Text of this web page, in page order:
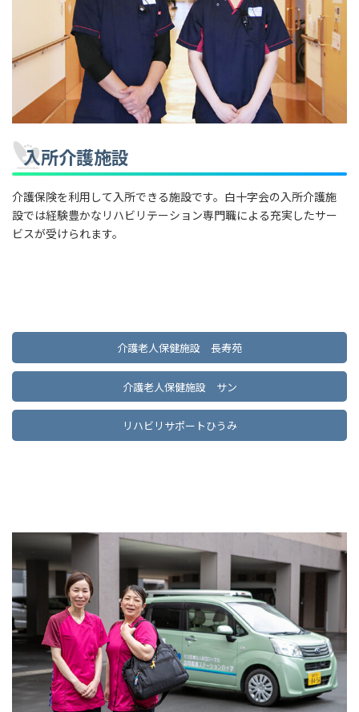
入所介護施設
介護保険を利用して入所できる施設です。白十字会の入所介護施
設では経験豊かなリハビリテーション専門職による充実したサー
ビスが受けられます。
介護老人保健施設 長寿苑
介護老人保健施設 サン
リハビリサポートひうみ